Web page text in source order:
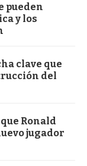
pueden
y los
clave que
del
Ronald
jugador